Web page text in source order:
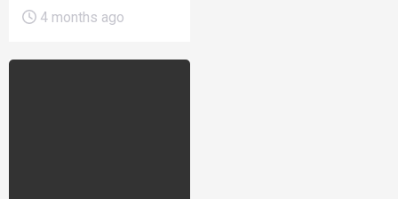
4 months ago